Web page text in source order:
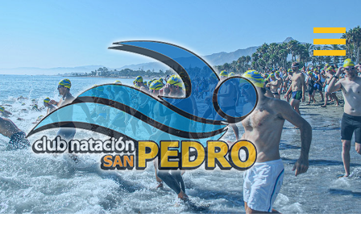
Club Natación San Pedro
CNSP